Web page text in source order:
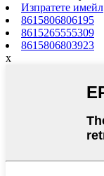
Изпратете имейл
8615806806195
8615265555309
8615806803923
x